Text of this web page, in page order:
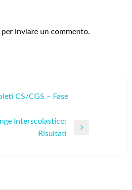
per inviare un commento.
CS/CGS – Fase
Interscolastico:
Risultati